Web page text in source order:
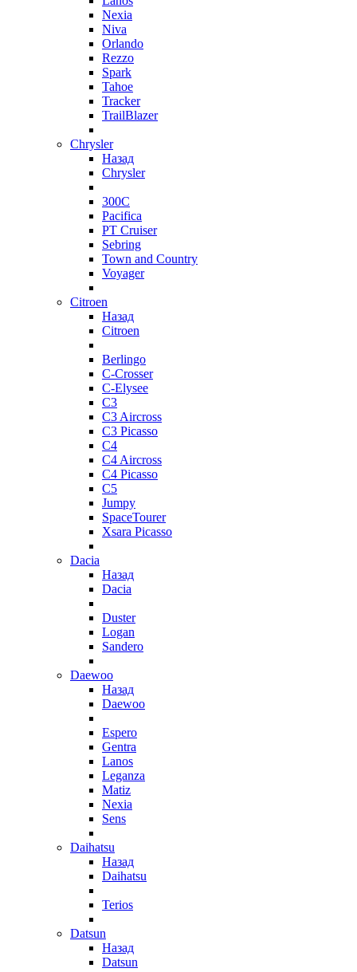
Nexia
Niva
Orlando
Rezzo
Spark
Tahoe
Tracker
TrailBlazer
Chrysler
Назад
Chrysler
300C
Pacifica
PT Cruiser
Sebring
Town and Country
Voyager
Citroen
Назад
Citroen
Berlingo
C-Crosser
C-Elysee
C3
C3 Aircross
C3 Picasso
C4
C4 Aircross
C4 Picasso
C5
Jumpy
SpaceTourer
Xsara Picasso
Dacia
Назад
Dacia
Duster
Logan
Sandero
Daewoo
Назад
Daewoo
Espero
Gentra
Lanos
Leganza
Matiz
Nexia
Sens
Daihatsu
Назад
Daihatsu
Terios
Datsun
Назад
Datsun